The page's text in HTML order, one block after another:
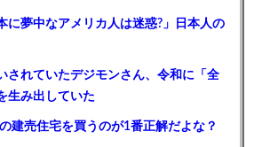
に夢中なアメリカ人は迷惑?」日本人の
されていたデジモンさん、令和に「全
生み出していた
建売住宅を買うのが1番正解だよな？